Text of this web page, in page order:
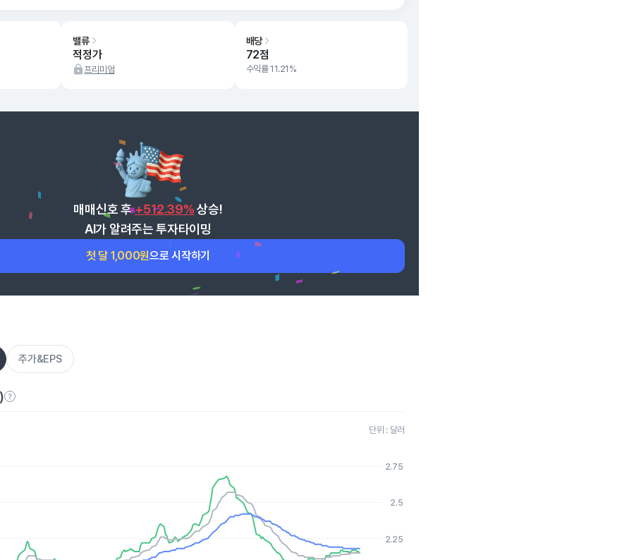
밸류
적정가
프리미엄
배당
72점
수익률 11.21%
매매신호 후+512.39% 상승!
AI가 알려주는 투자타이밍
첫 달 1,000원으로 시작하기
주가&EPS
단위 : 달러
displaying Time. Data ranges from 2025-08-06 15:00:00 to 2026-08-05 15:00:00.
values. Data ranges from 1.86 to 2.68.
2.25
2.5
2.75